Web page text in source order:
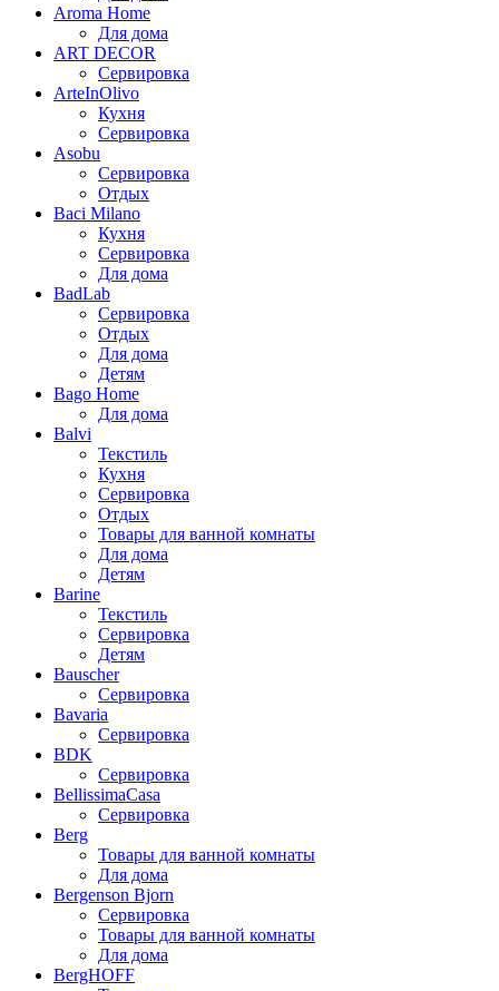
Aroma Home
Для дома
ART DECOR
Сервировка
ArteInOlivo
Кухня
Сервировка
Asobu
Сервировка
Отдых
Baci Milano
Кухня
Сервировка
Для дома
BadLab
Сервировка
Отдых
Для дома
Детям
Bago Home
Для дома
Balvi
Текстиль
Кухня
Сервировка
Отдых
Товары для ванной комнаты
Для дома
Детям
Barine
Текстиль
Сервировка
Детям
Bauscher
Сервировка
Bavaria
Сервировка
BDK
Сервировка
BellissimaCasa
Сервировка
Berg
Товары для ванной комнаты
Для дома
Bergenson Bjorn
Сервировка
Товары для ванной комнаты
Для дома
BergHOFF